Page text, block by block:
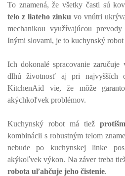
To znamená, že všetky časti sú
telo z liateho zinku vo vnútri
mechanikou využívajúcou prevody
Inými slovami, je to kuchynský
Ich dokonalé spracovanie
dlhú životnosť aj pri najvyšších
KitchenAid vie, že môže
akýchkoľvek problémov.
Kuchynský robot má tiež
kombinácii s robustným telom
nebude po kuchynskej linke
akýkoľvek výkon. Na záver treba
robota uľahčuje jeho čistenie.